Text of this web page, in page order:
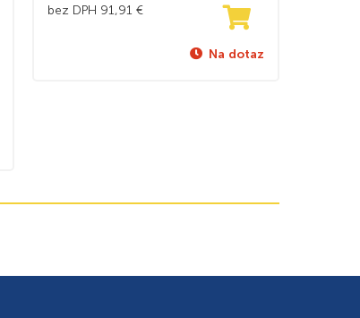
bez DPH 91,91 €
Na dotaz